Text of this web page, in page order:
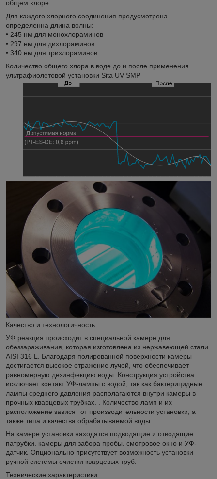
общем хлоре.
Для каждого хлорного соединения предусмотрена
определенна длина волны:
• 245 нм для монохлораминов
• 297 нм для дихлораминов
• 340 нм для трихлораминов
Количество общего хлора в воде до и после применения
ультрафиолетовой установки Sita UV SMP
Качество и технологичность
УФ реакция происходит в специальной камере для
обеззараживания, которая изготовлена из нержавеющей стали
AISI 316 L. Благодаря полированной поверхности камеры
достигается высокое отражение лучей, что обеспечивает
равномерную дезинфекцию воды. Конструкция устройства
исключает контакт УФ-лампы с водой, так как бактерицидные
лампы среднего давления располагаются внутри камеры в
прочных кварцевых трубках. . Количество ламп и их
расположение зависят от производительности установки, а
также типа и качества обрабатываемой воды.
На камере установки находятся подводящие и отводящие
патрубки, камеры для забора пробы, смотровое окно и УФ-
датчик. Опционально присутствует возможность установки
ручной системы очистки кварцевых труб.
Технические характеристики